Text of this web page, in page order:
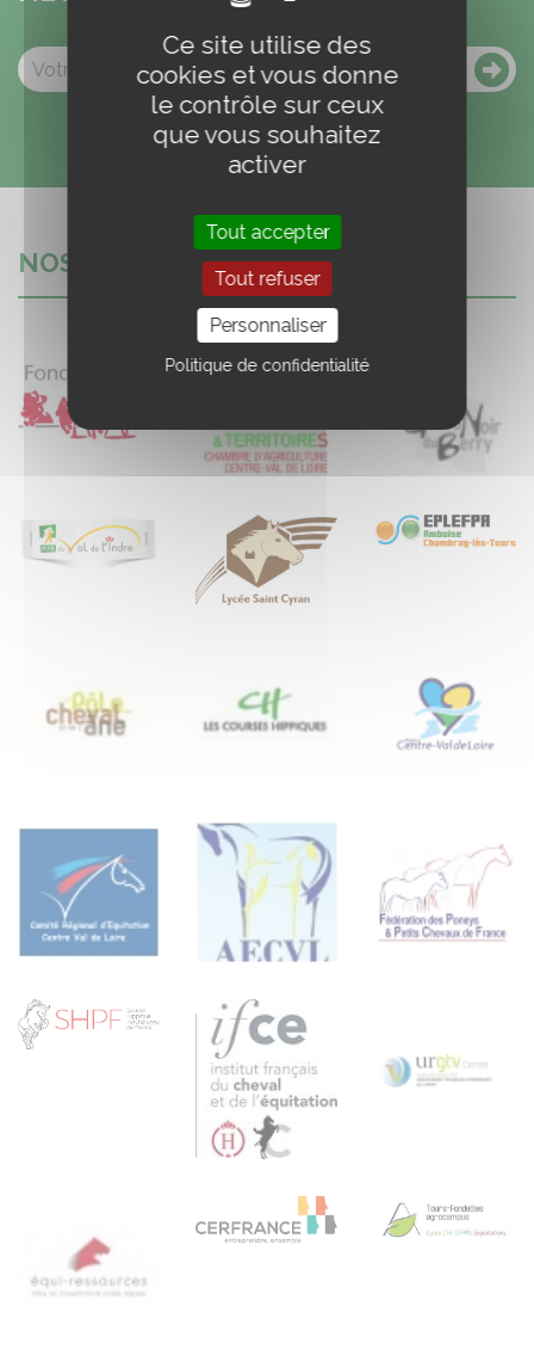
NOS PARTENAIRES
Ce site utilise des
cookies et vous donne
le contrôle sur ceux
que vous souhaitez
activer
Tout accepter
Tout refuser
Personnaliser
Politique de confidentialité